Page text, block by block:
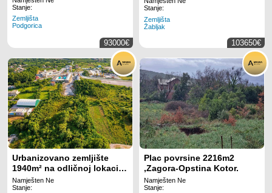
Stanje:
Zemljišta
Podgorica
93000€
Žabljaku
Stanje:
Zemljišta
Žabljak
103650€
Urbanizovano zemljište
1940m² na odličnoj lokaciji
– Lastva Grbaljska, Budva
Namješten Ne
Stanje:
Plac povrsine 2216m2
,Zagora-Opstina Kotor.
Namješten Ne
Stanje: